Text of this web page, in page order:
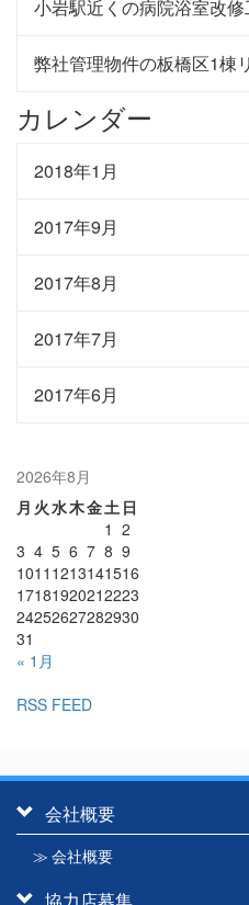
小岩駅近くの病院浴室改
弊社管理物件の板橋区1棟
カレンダー
2018年1月
2017年9月
2017年8月
2017年7月
2017年6月
2026年8月
月 火水木金土 日
« 1月
1 2
3 4 5 6 7 8 9
1011 1213141516
17181920212223
24252627282930
31
RSS FEED
会社概要
≫ 会社概要
協力店募集